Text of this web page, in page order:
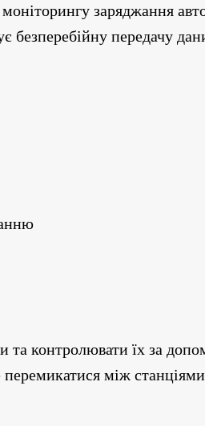
заряджання
безперебійну передачу
контролювати їх за
між